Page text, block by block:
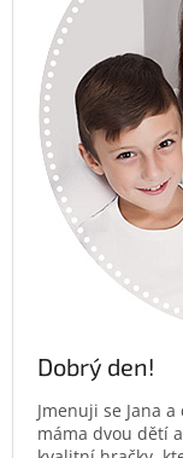
Dobrý den!
Jmenuji se Jana
máma dvou dětí